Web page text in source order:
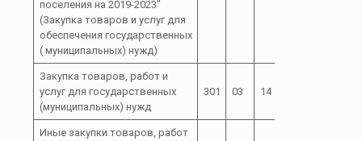
поселения на 2019-2023″
(Закупка товаров и услуг для
обеспечения государственных
( муниципальных) нужд)
Закупка товаров, работ и
услуг для государственных
(муниципальных) нужд
301 03 14
Иные закупки товаров, работ